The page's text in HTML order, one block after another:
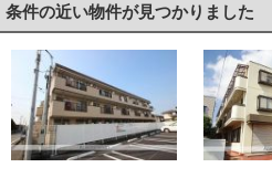
条件の近い物件が見つかりました